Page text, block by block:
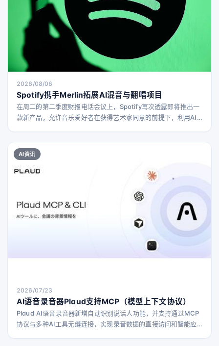
2026/08/06
Spotify携手Merlin拓展AI混音与翻唱项目
在周二的第二季度财报电话会议上，Spotify再次透露即将推出一
款新产品，允许音乐爱好者在获得艺术家同意的前提下，利用AI
Group（UMG）共同推动这一AI音乐项目。此次合作将使Merlin
网络中超过3万个厂牌加入该产品，支持参与艺术家的粉丝制作翻
唱和混音作品。 S
AI资讯
2026/07/23
AI语音录音器Plaud支持MCP（模型上下文协议）
Plaud AI语音录音器新增自动识别说话人功能，并支持通过MCP
协议与多种AI工具无缝连接，实现录音数据的直接访问和智能应